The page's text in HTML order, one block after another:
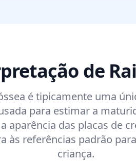
de
é tipicamente uma
para estimar a
aparência das placas de
às referências padrão
criança.